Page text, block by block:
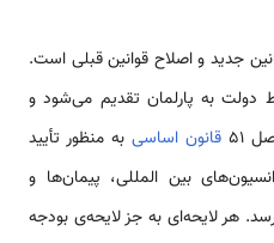
جدید و اصلاح قوانین قبلی است.
دولت به پارلمان تقدیم می‌شود و
51
قانون اساسی به منظور تأیید
بین المللی، پیمان‌ها و
هر لایحه‌ای به جز لایحه‌ی بودجه